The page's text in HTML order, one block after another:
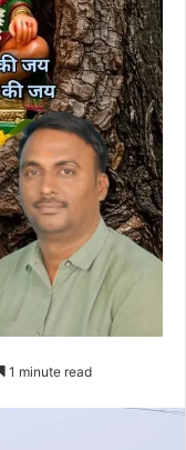
1 minute read